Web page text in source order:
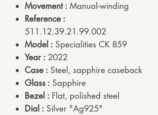
Movement : Manual-winding
Reference :
511.12.39.21.99.002
Model : Specialities CK 859
Year : 2022
Case : Steel, sapphire caseback
Glass : Sapphire
Bezel : Flat, polished steel
Dial : Silver "Ag925"